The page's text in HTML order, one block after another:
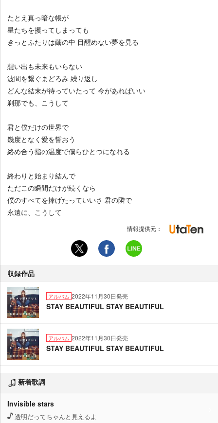
たとえ真っ暗な帳が
星たちを攫ってしまっても
きっとふたりは繭の中 目醒めない夢を見る
想い出も未来もいらない
波間を繋ぐまどろみ 繰り返し
どんな結末が待っていたって 今があればいい
刹那でも、こうして
君と僕だけの世界で
幾度となく愛を誓おう
絡め合う指の温度で僕らひとつになれる
終わりと始まり結んで
ただこの瞬間だけが続くなら
僕のすべてを捧げたっていいさ 君の隣で
永遠に、こうして
情報提供元：
収録作品
アルバム 2022年11月30日発売
STAY BEAUTIFUL STAY BEAUTIFUL
アルバム 2022年11月30日発売
STAY BEAUTIFUL STAY BEAUTIFUL
新着歌詞
Invisible stars
透明だってちゃんと見えるよ